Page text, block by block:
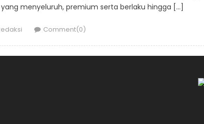
menyeluruh, premium serta berlaku hingga […]
Comment(0)